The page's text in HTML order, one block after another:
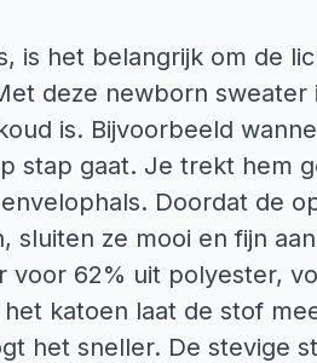
is het belangrijk om de
deze newborn
is. Bijvoorbeeld
stap gaat. Je trekt hem
Doordat de
sluiten ze mooi en fijn
voor 62% uit polyester,
het katoen laat de stof
het sneller. De stevige